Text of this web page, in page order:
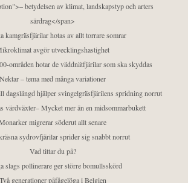
betydelsen av klimat, landskapstyp och arters
särdrag</span>
kamgräsfjärilar hotas av allt torrare somrar
avgör utvecklingshastighet
områden hotar de väddnätfjärilar som ska skyddas
Nektar – tema med många variationer
dagslängd hjälper svingelgräsfjärilens spridning norrut
värdväxter– Mycket mer än en midsommarbukett
migrerar söderut allt senare
sydrovfjärilar sprider sig snabbt norrut
Vad tittar du på?
slags pollinerare ger större bomullsskörd
Två generationer påfågelöga i Belgien